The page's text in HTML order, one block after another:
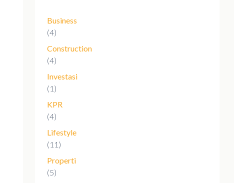
Business
(4)
Construction
(4)
Investasi
(1)
KPR
(4)
Lifestyle
(11)
Properti
(5)